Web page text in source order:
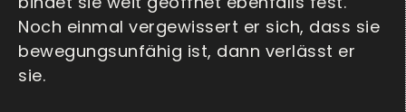
Noch einmal vergewissert er sich, dass sie
bewegungsunfähig ist, dann verlässt er
sie.